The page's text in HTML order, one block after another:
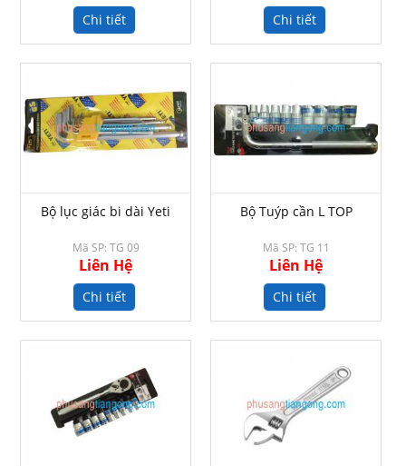
Chi tiết Chi tiết
Bộ lục giác bi dài Yeti
Mã SP: TG 09
Liên Hệ
Chi tiết
Bộ Tuýp cần L TOP
Mã SP: TG 11
Liên Hệ
Chi tiết